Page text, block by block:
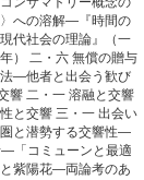
〉への溶解―『時間の
代社会の理論』（一
） 二・六 無償の贈与
―他者と出会う歓び
響 二・一 溶融と交響
と交響 三・一 出会い
と潜勢する交響性―
「コミューンと最適
紫陽花―両論考のあ